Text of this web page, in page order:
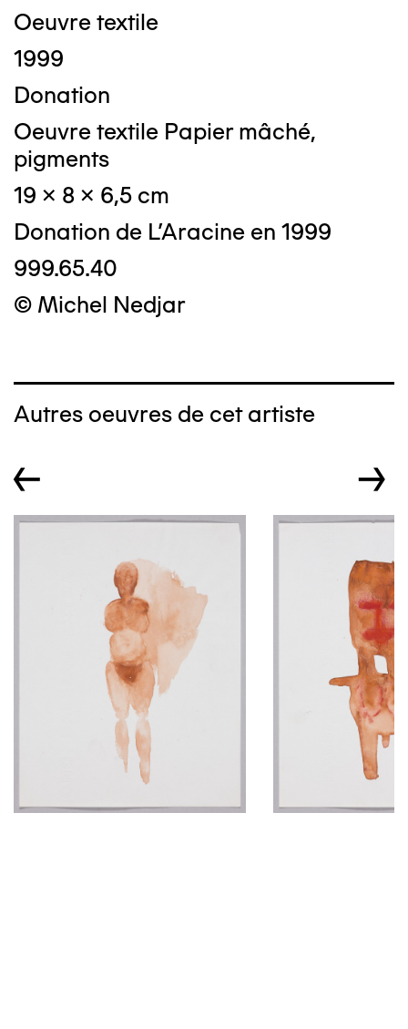
Oeuvre textile
1999
Donation
Oeuvre textile Papier mâché,
pigments
19 x 8 x 6,5 cm
Donation de L'Aracine en 1999
999.65.40
© Michel Nedjar
Autres oeuvres de cet artiste
← →